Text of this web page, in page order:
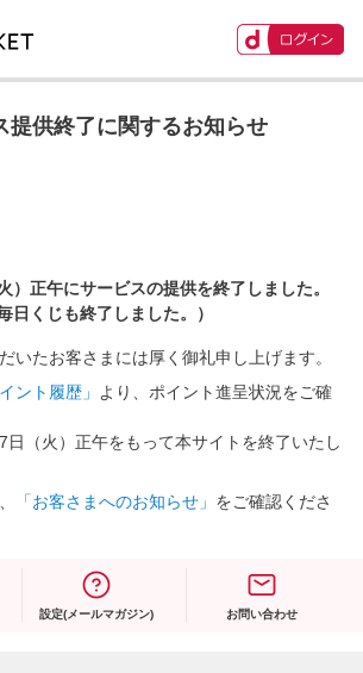
提供終了に関するお知らせ
）正午にサービスの提供を終了しました。
毎日くじも終了しました。）
いたお客さまには厚く御礼申し上げます。
ント履歴」
より、ポイント進呈状況をご確
日（火）正午をもって本サイトを終了いたし
「お客さまへのお知らせ」 をご確認くださ
設定(メールマガジン) お問い合わせ